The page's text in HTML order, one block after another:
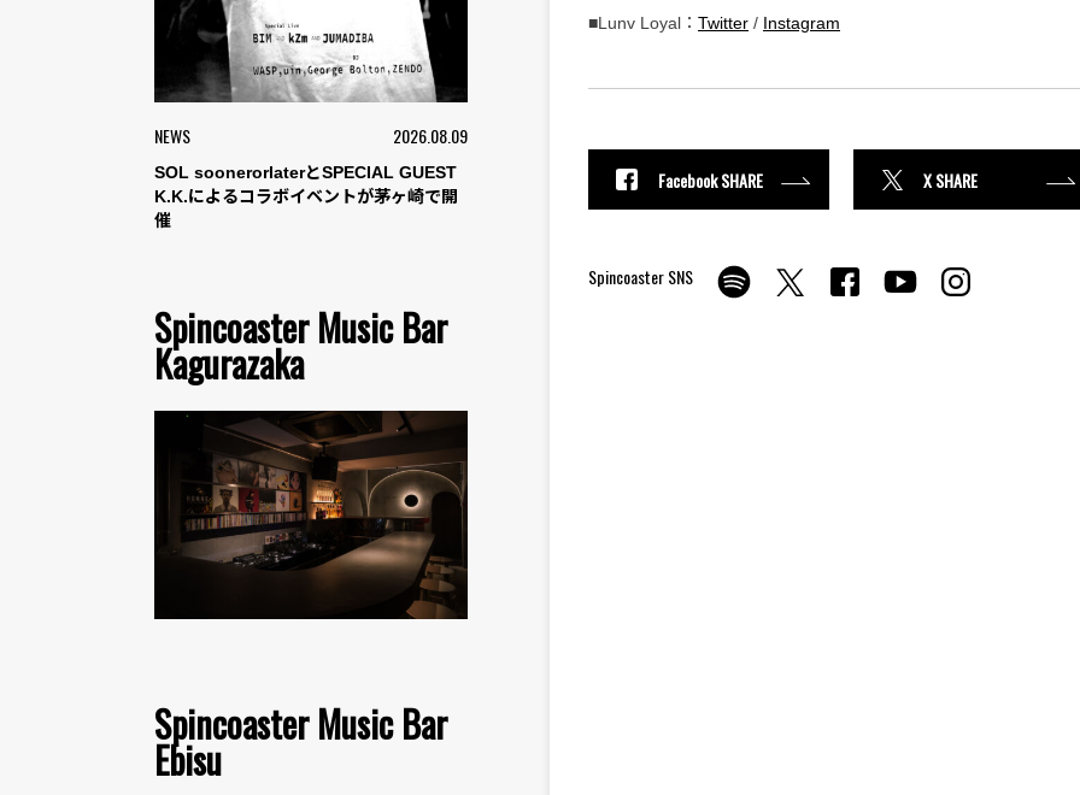
NEWS 2026.08.09
SOL soonerorlaterとSPECIAL GUEST
K.K.によるコラボイベントが茅ヶ崎で開
催
Spincoaster Music Bar
Kagurazaka
Spincoaster Music Bar
Ebisu
■Lunv Loyal： Twitter / Instagram
Facebook SHARE X SHARE
Spincoaster SNS